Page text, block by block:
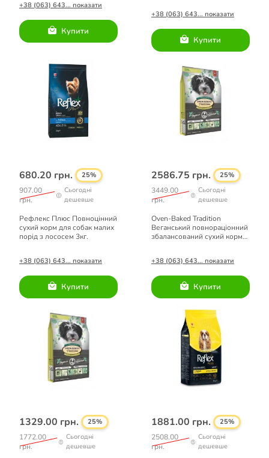
+38 (063) 643... показати
Купити
+38 (063) 643... показати
Купити
680.20 грн. 25%
907.00
грн.
Сьогодні
дешевше
Рефлекс Плюс Повноцінний
сухий корм для собак малих
порід з лососем 3кг.
+38 (063) 643... показати
Купити
2586.75 грн. 25%
3449.00
грн.
Сьогодні
дешевше
Oven-Baked Tradition
Веганський повнораціонний
збалансований сухий корм
+38 (063) 643... показати
Купити
1329.00 грн. 25%
1772.00
грн.
Сьогодні
дешевше
1881.00 грн. 25%
2508.00
грн.
Сьогодні
дешевше